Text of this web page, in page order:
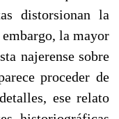
distorsionan la
la mayor
najerense sobre
proceder de
ese relato